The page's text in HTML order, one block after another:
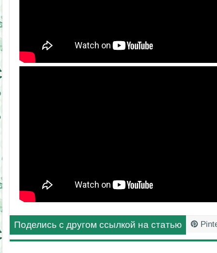
Поделись с другом ссылкой на статью